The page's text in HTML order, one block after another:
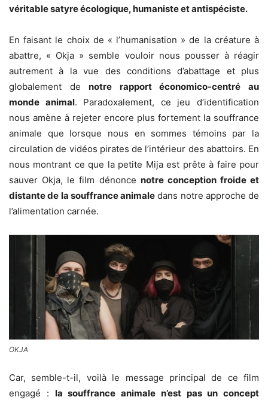
véritable satyre écologique, humaniste et antispéciste.
En faisant le choix de « l’humanisation » de la créature à
abattre, « Okja » semble vouloir nous pousser à réagir
autrement à la vue des conditions d’abattage et plus
globalement denotre rapport économico-centré au
monde animal. Paradoxalement, ce jeu d’identification
nous amène à rejeter encore plus fortement la souffrance
animale que lorsque nous en sommes témoins par la
circulation de vidéos pirates de l’intérieur des abattoirs. En
nous montrant ce que la petite Mija est prête à faire pour
sauver Okja, le film dénonce notre conception froide et
distante de la souffrance animale dans notre approche de
l’alimentation carnée.
OKJA
Car, semble-t-il, voilà le message principal de ce film
engagé : la souffrance animale n’est pas un concept